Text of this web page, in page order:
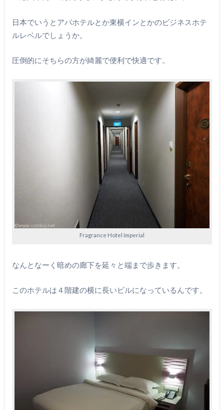
日本でいうとアパホテルとか東横インとかのビジネスホテ
ルレベルでしょうか。
圧倒的にそちらの方が綺麗で便利で快適です。
Fragrance Hotel Imperial
なんとなーく暗めの廊下を延々と端まで歩きます。
このホテルは４階建の横に長いビルになっているんです。